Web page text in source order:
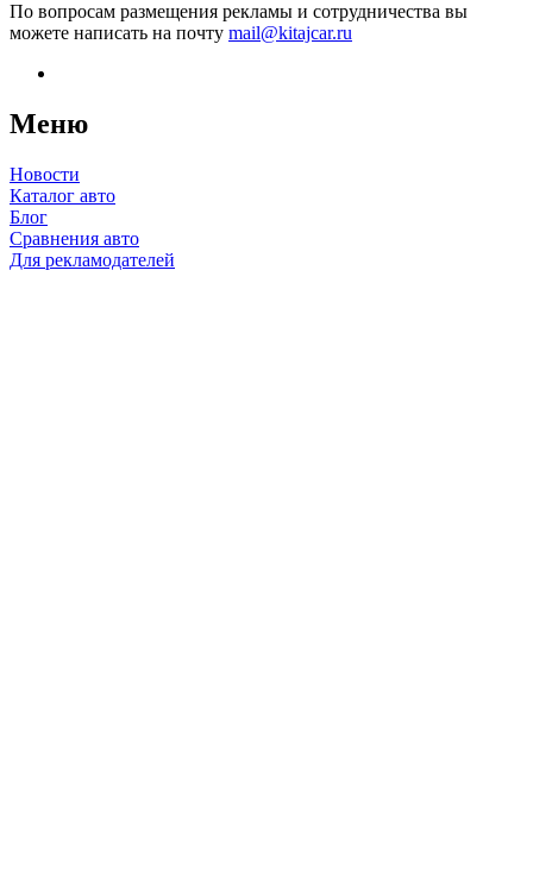
По вопросам размещения рекламы и сотрудничества вы
можете написать на почту mail@kitajcar.ru
Меню
Новости
Каталог авто
Блог
Сравнения авто
Для рекламодателей